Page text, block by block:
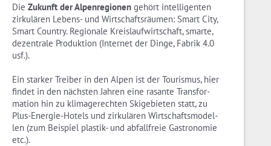
Die Zu­kunft der Al­pen­re­gio­nen ge­hört in­tel­li­gen­ten
zir­ku­lä­ren Le­bens- und Wirt­schafts­räu­men: Smart City,
Smart Coun­try. Re­gio­na­le Kreis­lauf­wirt­schaft, smar­te,
de­zen­tra­le Pro­duk­ti­on (In­ter­net der Dinge, Fa­brik 4.0
usf.).
Ein star­ker Trei­ber in den Alpen ist der Tou­ris­mus, hier
fin­det in den nächs­ten Jah­ren eine ra­san­te Trans­for­
ma­ti­on hin zu kli­ma­ge­rech­ten Ski­ge­bie­ten statt, zu
Plus-En­er­gie-Ho­tels und zir­ku­lä­ren Wirt­schafts­mo­del­
len (zum Bei­spiel plas­tik- und ab­fall­freie Gas­tro­no­mie
etc.).